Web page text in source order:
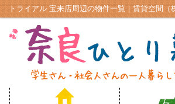
トライアル 宝来店周辺の物件一覧｜賃貸空間